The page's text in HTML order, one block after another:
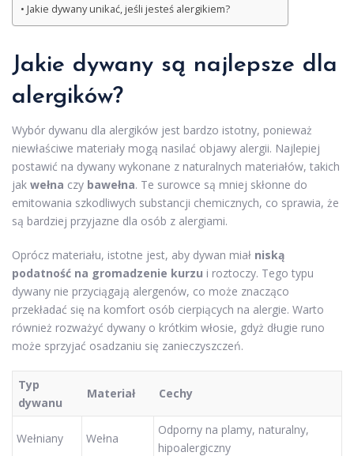
Jakie dywany unikać, jeśli jesteś alergikiem?
Jakie dywany są najlepsze dla
alergików?
Wybór dywanu dla alergików jest bardzo istotny, ponieważ
niewłaściwe materiały mogą nasilać objawy alergii. Najlepiej
postawić na dywany wykonane z naturalnych materiałów, takich
jak wełna czy bawełna. Te surowce są mniej skłonne do
emitowania szkodliwych substancji chemicznych, co sprawia, że
są bardziej przyjazne dla osób z alergiami.
Oprócz materiału, istotne jest, aby dywan miał niską
podatność na gromadzenie kurzu i roztoczy. Tego typu
dywany nie przyciągają alergenów, co może znacząco
przekładać się na komfort osób cierpiących na alergie. Warto
również rozważyć dywany o krótkim włosie, gdyż długie runo
może sprzyjać osadzaniu się zanieczyszczeń.
Typ
dywanu
Materiał Cechy
Wełniany Wełna
Odporny na plamy, naturalny,
hipoalergiczny